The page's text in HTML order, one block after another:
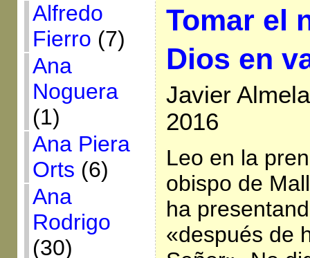
Alfredo
Fierro (7)
Ana
Noguera
(1)
Ana Piera
Orts (6)
Ana
Rodrigo
(30)
Tomar el
Dios en
Javier
2016
Leo en la
obispo de
ha
«después de